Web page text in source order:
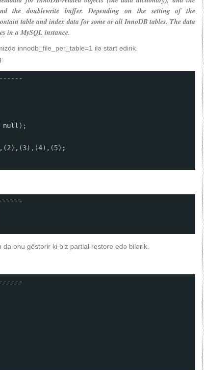
the doublewrite buffer. Depending on the setting of the
table and index data for some or all InnoDB tables. The data
in a MySQL instance.
innodb_file_per_table=1 ilə start edirik.
null );
da onu göstərir ki biz partial restore edə bilərik.